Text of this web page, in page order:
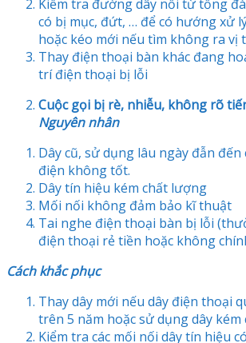
Kiểm tra đường dây nối từ tổng
có bị mục, đứt, … để có hướng xử
hoặc kéo mới nếu tìm không ra vị
Thay điện thoại bàn khác đang
trí điện thoại bị lỗi
Cuộc gọi bị rè, nhiễu, không rõ
Nguyên nhân
Dây cũ, sử dụng lâu ngày đẫn
điện không tốt.
Dây tín hiệu kém chất lượng
Mối nối không đảm bảo kĩ thuật
Tai nghe điện thoại bàn bị lỗi
điện thoại rẻ tiền hoặc không
Cách khắc phục
Thay dây mới nếu dây điện thoại
trên 5 năm hoặc sử dụng dây kém
Kiểm tra các mối nối dây tín hiệu